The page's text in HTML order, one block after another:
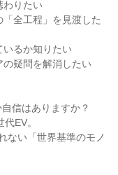
わりたい
全工程」を見渡した
いるか知りたい
疑問を解消したい
信はありますか？
EV。
ない「世界基準のモノ